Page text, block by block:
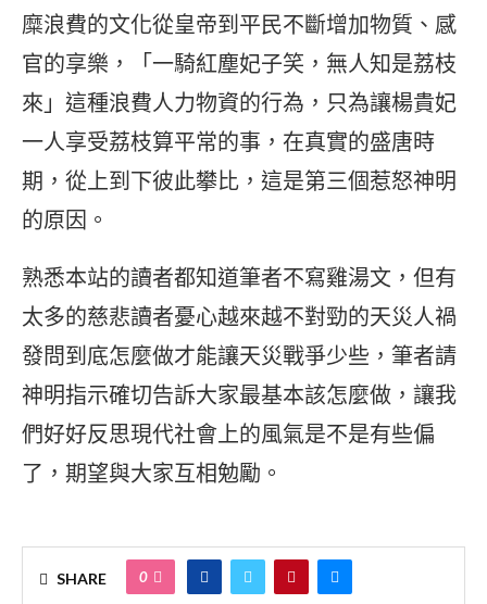
糜浪費的文化從皇帝到平民不斷增加物質、感
官的享樂，「一騎紅塵妃子笑，無人知是荔枝
來」這種浪費人力物資的行為，只為讓楊貴妃
一人享受荔枝算平常的事，在真實的盛唐時
期，從上到下彼此攀比，這是第三個惹怒神明
的原因。
熟悉本站的讀者都知道筆者不寫雞湯文，但有
太多的慈悲讀者憂心越來越不對勁的天災人禍
發問到底怎麼做才能讓天災戰爭少些，筆者請
神明指示確切告訴大家最基本該怎麼做，讓我
們好好反思現代社會上的風氣是不是有些偏
了，期望與大家互相勉勵。
SHARE 0